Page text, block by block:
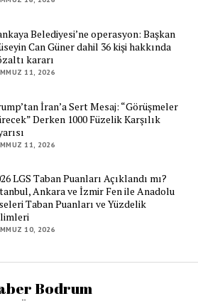
Belediyesi’ne operasyon: Başkan
Can Güner dahil 36 kişi hakkında
kararı
11, 2026
İran’a Sert Mesaj: “Görüşmeler
Derken 1000 Füzelik Karşılık
11, 2026
LGS Taban Puanları Açıklandı mı?
Ankara ve İzmir Fen ile Anadolu
Taban Puanları ve Yüzdelik
10, 2026
Bodrum